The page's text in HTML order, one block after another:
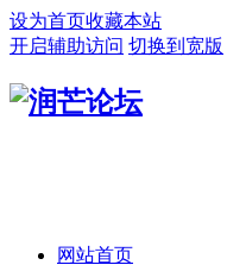
设为首页收藏本站
开启辅助访问 切换到宽版
网站首页